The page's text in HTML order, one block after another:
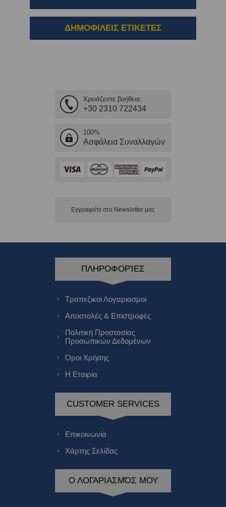
ΔΗΜΟΦΙΛΕΙΣ ΕΤΙΚΕΤΕΣ
Χρειάζεστε βοήθεια;
+30 2310 722434
100%
Ασφάλεια Συναλλαγών
Εγγραφείτε στο Νewsletter μας
ΠΛΗΡΟΦΟΡΊΕΣ
Τραπεζικοι Λογαριασμοι
Αποστολές & Επιστροφές
Πολιτική Προστασίας
Προσωπικών Δεδομένων
Όροι Χρήσης
Η Εταιρία
CUSTOMER SERVICES
Επικοινωνία
Χάρτης Σελίδας
Ο ΛΟΓΑΡΙΑΣΜΌΣ ΜΟΥ